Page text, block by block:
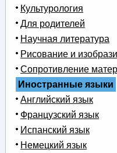
Культурология
Для родителей
Научная литература
Рисование и
Сопротивление
Иностранные языки
Английский язык
Французский язык
Испанский язык
Немецкий язык